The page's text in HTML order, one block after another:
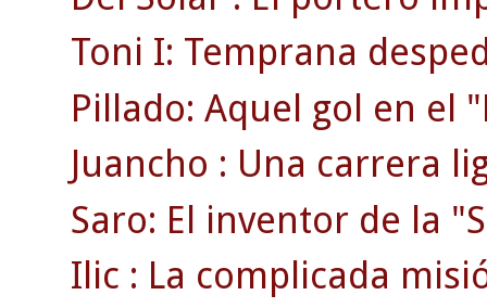
Toni I: Temprana
Pillado: Aquel gol en el
Juancho : Una carrera
Saro: El inventor de la
Ilic : La complicada